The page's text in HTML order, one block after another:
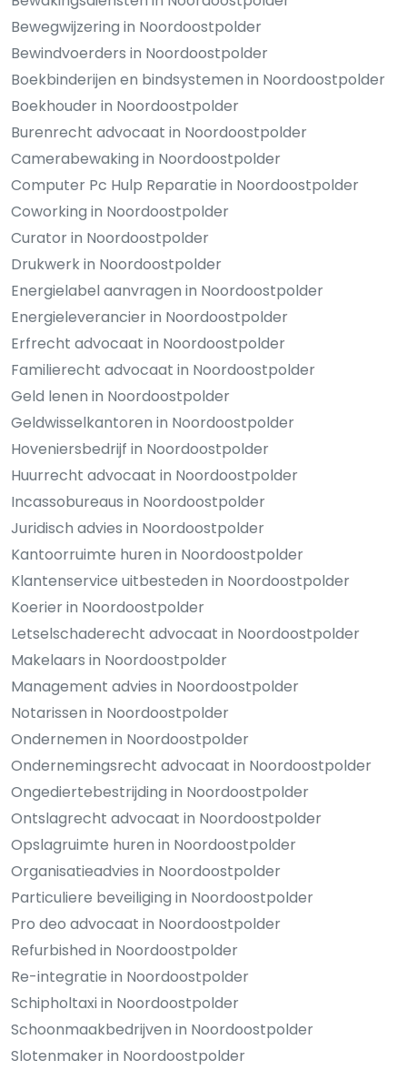
Bewegwijzering in Noordoostpolder
Bewindvoerders in Noordoostpolder
Boekbinderijen en bindsystemen in Noordoostpolder
Boekhouder in Noordoostpolder
Burenrecht advocaat in Noordoostpolder
Camerabewaking in Noordoostpolder
Computer Pc Hulp Reparatie in Noordoostpolder
Coworking in Noordoostpolder
Curator in Noordoostpolder
Drukwerk in Noordoostpolder
Energielabel aanvragen in Noordoostpolder
Energieleverancier in Noordoostpolder
Erfrecht advocaat in Noordoostpolder
Familierecht advocaat in Noordoostpolder
Geld lenen in Noordoostpolder
Geldwisselkantoren in Noordoostpolder
Hoveniersbedrijf in Noordoostpolder
Huurrecht advocaat in Noordoostpolder
Incassobureaus in Noordoostpolder
Juridisch advies in Noordoostpolder
Kantoorruimte huren in Noordoostpolder
Klantenservice uitbesteden in Noordoostpolder
Koerier in Noordoostpolder
Letselschaderecht advocaat in Noordoostpolder
Makelaars in Noordoostpolder
Management advies in Noordoostpolder
Notarissen in Noordoostpolder
Ondernemen in Noordoostpolder
Ondernemingsrecht advocaat in Noordoostpolder
Ongediertebestrijding in Noordoostpolder
Ontslagrecht advocaat in Noordoostpolder
Opslagruimte huren in Noordoostpolder
Organisatieadvies in Noordoostpolder
Particuliere beveiliging in Noordoostpolder
Pro deo advocaat in Noordoostpolder
Refurbished in Noordoostpolder
Re-integratie in Noordoostpolder
Schipholtaxi in Noordoostpolder
Schoonmaakbedrijven in Noordoostpolder
Slotenmaker in Noordoostpolder